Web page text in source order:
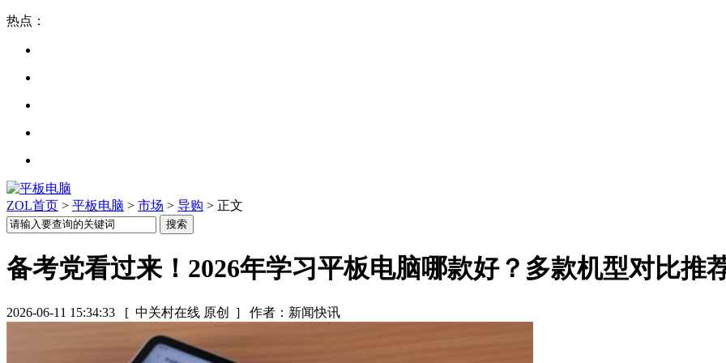
热点：
ZOL首页 > 平板电脑 > 市场 > 导购 > 正文
备考党看过来！2026年学习平板电脑哪款好？多款机型对比推
2026-06-11 15:34:33 [ 中关村在线 原创 ] 作者：新闻快讯